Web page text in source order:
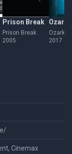
Prison Break
Prison Break
2005
Ozark
Ozark
2017
Cinemax